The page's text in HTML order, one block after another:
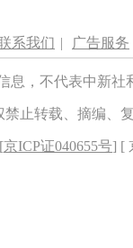
系我们 | 广告服务
息，不代表中新
禁止转载、摘编、
京ICP证040655号] [